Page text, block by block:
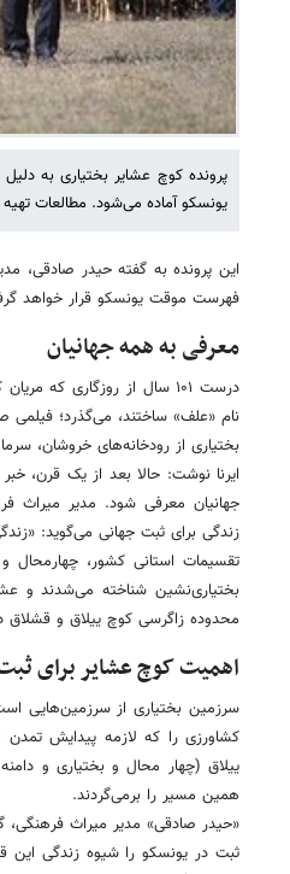
پرونده کوچ عشایر بختیاری به
یونسکو آماده می‌شود. مطالعات
این پرونده به گفته حیدر صادقی،
فهرست موقت یونسکو قرار خواهد
معرفی به همه جهانیان
درست ۱۰۱ سال از روزگاری
نام «علف» ساختند، می‌گذرد؛
بختیاری از رودخانه‌های خروشان،
ایرنا نوشت: حالا بعد از یک قرن،
جهانیان معرفی شود. مدیر میراث
زندگی برای ثبت جهانی می‌گوید:
تقسیمات استانی کشور، چهارمحال
بختیاری‌نشین شناخته می‌شدند و
محدوده زاگرسی کوچ ییلاق و قشلاق
اهمیت کوچ عشایر برای
سرزمین بختیاری از سرزمین‌هایی
کشاورزی را که لازمه پیدایش
ییلاق (چهار محال و بختیاری و
همین مسیر را برمی‌گردند.
«حیدر صادقی» مدیر میراث
ثبت در یونسکو را شیوه زندگی این